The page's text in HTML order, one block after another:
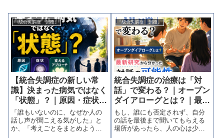
『統合失調症 回復』
【統合失調症の新しい常
識】決まった病気ではなく
「状態」？｜原因・症状・
当事者を支える最新アプロ
ーチ｜医学的な論文から
「誰もいないのに、なぜか人の
話し声が聞こえる気がした」と
か、「考えごとをまとめようと
『統合失調症 回復』
統合失調症の治療は「対
話」で変わる？｜オープン
ダイアローグとは？｜最新
研究から分かった対話の可
能性｜論文から分かりやす
く解説
もし、誰にも否定されず、自分
の話を最後まで聞いてもらえる
場所があったら、人の心は少し